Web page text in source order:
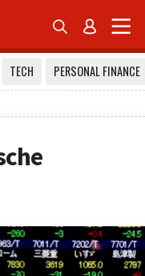
 
TECH
PERSONAL FINANCE